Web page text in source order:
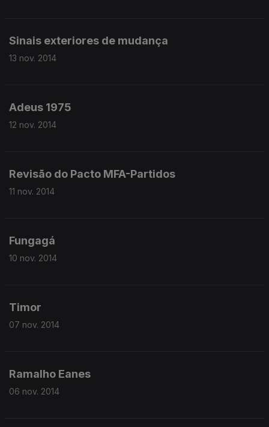
Sinais exteriores de mudança
13 nov. 2014
Adeus 1975
12 nov. 2014
Revisão do Pacto MFA-Partidos
11 nov. 2014
Fungagá
10 nov. 2014
Timor
07 nov. 2014
Ramalho Eanes
06 nov. 2014